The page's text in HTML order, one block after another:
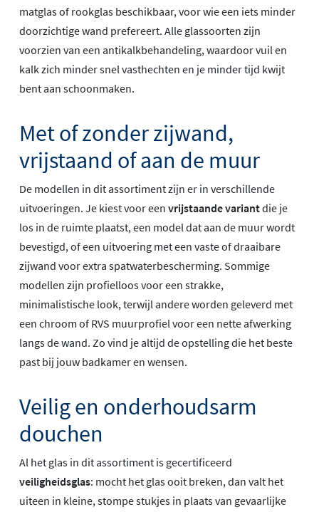
matglas of rookglas beschikbaar, voor wie een iets minder
doorzichtige wand prefereert. Alle glassoorten zijn
voorzien van een antikalkbehandeling, waardoor vuil en
kalk zich minder snel vasthechten en je minder tijd kwijt
bent aan schoonmaken.
Met of zonder zijwand,
vrijstaand of aan de muur
De modellen in dit assortiment zijn er in verschillende
uitvoeringen. Je kiest voor een vrijstaande variantdie je
los in de ruimte plaatst, een model dat aan de muur wordt
bevestigd, of een uitvoering met een vaste of draaibare
zijwand voor extra spatwaterbescherming. Sommige
modellen zijn profielloos voor een strakke,
minimalistische look, terwijl andere worden geleverd met
een chroom of RVS muurprofiel voor een nette afwerking
langs de wand. Zo vind je altijd de opstelling die het beste
past bij jouw badkamer en wensen.
Veilig en onderhoudsarm
douchen
Al het glas in dit assortiment is gecertificeerd
veiligheidsglas: mocht het glas ooit breken, dan valt het
uiteen in kleine, stompe stukjes in plaats van gevaarlijke